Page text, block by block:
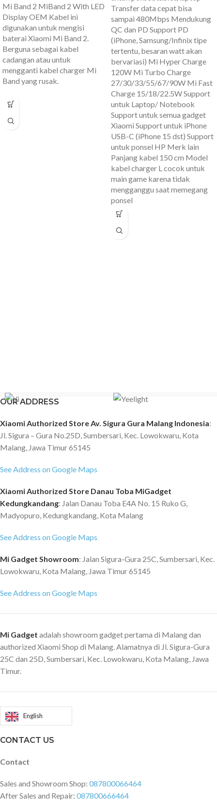
Mi Band 2 MiBand 2 With LED
Display OEM Kabel ini
digunakan untuk mengisi
baterai Xiaomi Mi Band 2.
Berguna sebagai kabel
cadangan atau untuk
mengganti kabel charger Mi
Band yang rusak.
Transfer data cepat bisa
sampai 480Mbps Mendukung
QC dan PD Support PD
(iPhone, Samsung/Infinix tipe
tertentu, besaran watt akan
bervariasi) Mi Hyper Charge
120W Mi Turbo Charge
27/30/33/55/67/90W Mi Fast
Charge 15/18/22.5W Support
untuk Laptop/ Notebook
Support untuk semua gadget
Xiaomi Support untuk iPhone
USB-C (iPhone 15 dst) Support
untuk ponsel HP Merk lain
Panjang kabel 150 cm Model
kabel charger L cocok untuk
main game karena tidak
mengganggu saat memegang
ponsel
OUR ADDRESS
Xiaomi Authorized Store Av. Sigura Gura Malang Indonesia:
Jl. Sigura – Gura No.25D, Sumbersari, Kec. Lowokwaru, Kota
Malang, Jawa Timur 65145
See Address on Google Maps
Xiaomi Authorized Store Danau Toba MiGadget
Kedungkandang: Jalan Danau Toba E4A No. 15 Ruko G,
Madyopuro, Kedungkandang, Kota Malang
See Address on Google Maps
Mi Gadget Showroom: Jalan Sigura-Gura 25C, Sumbersari, Kec.
Lowokwaru, Kota Malang, Jawa Timur 65145
See Address on Google Maps
Mi Gadget adalah showroom gadget pertama di Malang dan
authorized Xiaomi Shop di Malang. Alamatnya di Jl. Sigura-Gura
25C dan 25D, Sumbersari, Kec. Lowokwaru, Kota Malang, Jawa
Timur.
English
CONTACT US
Contact
Sales and Showroom Shop: 087800066464
After Sales and Repair: 087800666464